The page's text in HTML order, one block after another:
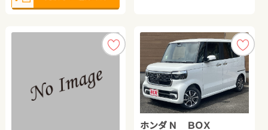
ホンダ Ｎ ＢＯＸ
年式 2023年 走行 9,400km
見積もり・在庫確認